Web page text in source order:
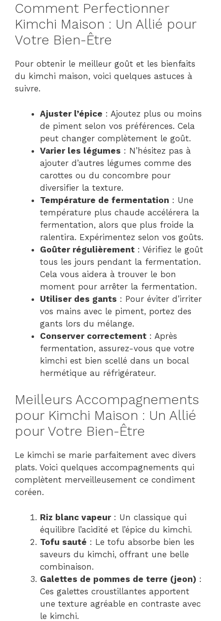
Comment Perfectionner
Kimchi Maison : Un Allié pour
Votre Bien-Être
Pour obtenir le meilleur goût et les bienfaits
du kimchi maison, voici quelques astuces à
suivre.
Ajuster l’épice : Ajoutez plus ou moins
de piment selon vos préférences. Cela
peut changer complètement le goût.
Varier les légumes : N’hésitez pas à
ajouter d’autres légumes comme des
carottes ou du concombre pour
diversifier la texture.
Température de fermentation : Une
température plus chaude accélérera la
fermentation, alors que plus froide la
ralentira. Expérimentez selon vos goûts.
Goûter régulièrement : Vérifiez le goût
tous les jours pendant la fermentation.
Cela vous aidera à trouver le bon
moment pour arrêter la fermentation.
Utiliser des gants : Pour éviter d’irriter
vos mains avec le piment, portez des
gants lors du mélange.
Conserver correctement : Après
fermentation, assurez-vous que votre
kimchi est bien scellé dans un bocal
hermétique au réfrigérateur.
Meilleurs Accompagnements
pour Kimchi Maison : Un Allié
pour Votre Bien-Être
Le kimchi se marie parfaitement avec divers
plats. Voici quelques accompagnements qui
complètent merveilleusement ce condiment
coréen.
Riz blanc vapeur: Un classique qui
équilibre l’acidité et l’épice du kimchi.
Tofu sauté : Le tofu absorbe bien les
saveurs du kimchi, offrant une belle
combinaison.
Galettes de pommes de terre (jeon) :
Ces galettes croustillantes apportent
une texture agréable en contraste avec
le kimchi.